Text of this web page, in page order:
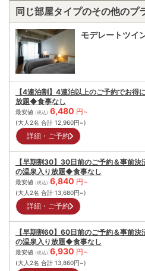
同じ部屋タイプのその他のプ
モデレートツイ
【4連泊割】4連泊以上のご予約でお得
放題◆食事なし
最安値 (税込) 6,480 円~
(大人2名 合計 12,960円~)
詳細・ご予約
【早期割30】30日前のご予約＆事前
の温泉入り放題◆食事なし
最安値 (税込) 6,840 円~
(大人2名 合計 13,680円~)
詳細・ご予約
【早期割60】60日前のご予約＆事前
の温泉入り放題◆食事なし
最安値 (税込) 6,930 円~
(大人2名 合計 13,860円~)